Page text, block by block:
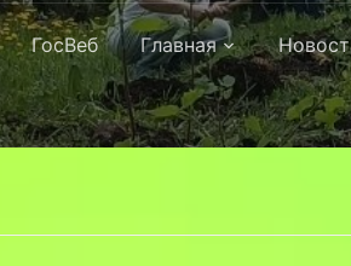
ГосВеб Главная